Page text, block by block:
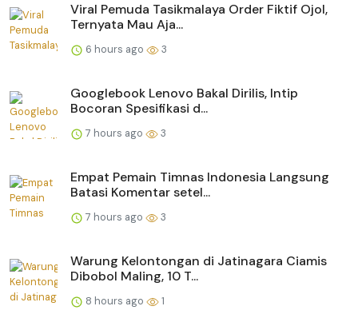
Viral Pemuda Tasikmalaya Order Fiktif Ojol,
Ternyata Mau Aja...
6 hours ago 3
Googlebook Lenovo Bakal Dirilis, Intip
Bocoran Spesifikasi d...
7 hours ago 3
Empat Pemain Timnas Indonesia Langsung
Batasi Komentar setel...
7 hours ago 3
Warung Kelontongan di Jatinagara Ciamis
Dibobol Maling, 10 T...
8 hours ago 1